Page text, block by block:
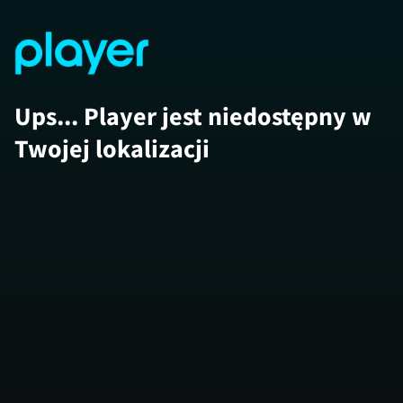
Ups... Player jest niedostępny w
Twojej lokalizacji